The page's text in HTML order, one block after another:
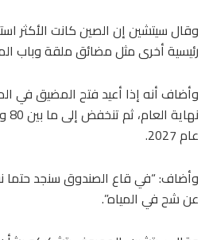
وقال سيتشين إن الصين كانت الأكثر
رئيسية أخرى مثل مضائق ملقة وباب
عام 2027.
وأضاف: “في قاع الصندوق سنجد حتما
عن شح في المياه”.